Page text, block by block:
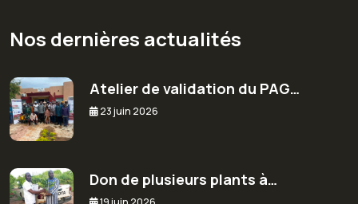
Nos dernières actualités
Atelier de validation du PAG…
23 juin 2026
Don de plusieurs plants à…